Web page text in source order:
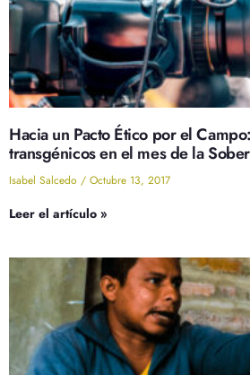
Hacia un Pacto Ético por el
transgénicos en el mes de la
Isabel Salcedo Octubre 13, 2017
Leer el artículo »